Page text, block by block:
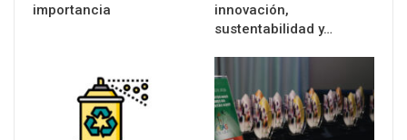
importancia
innovación,
sustentabilidad y…